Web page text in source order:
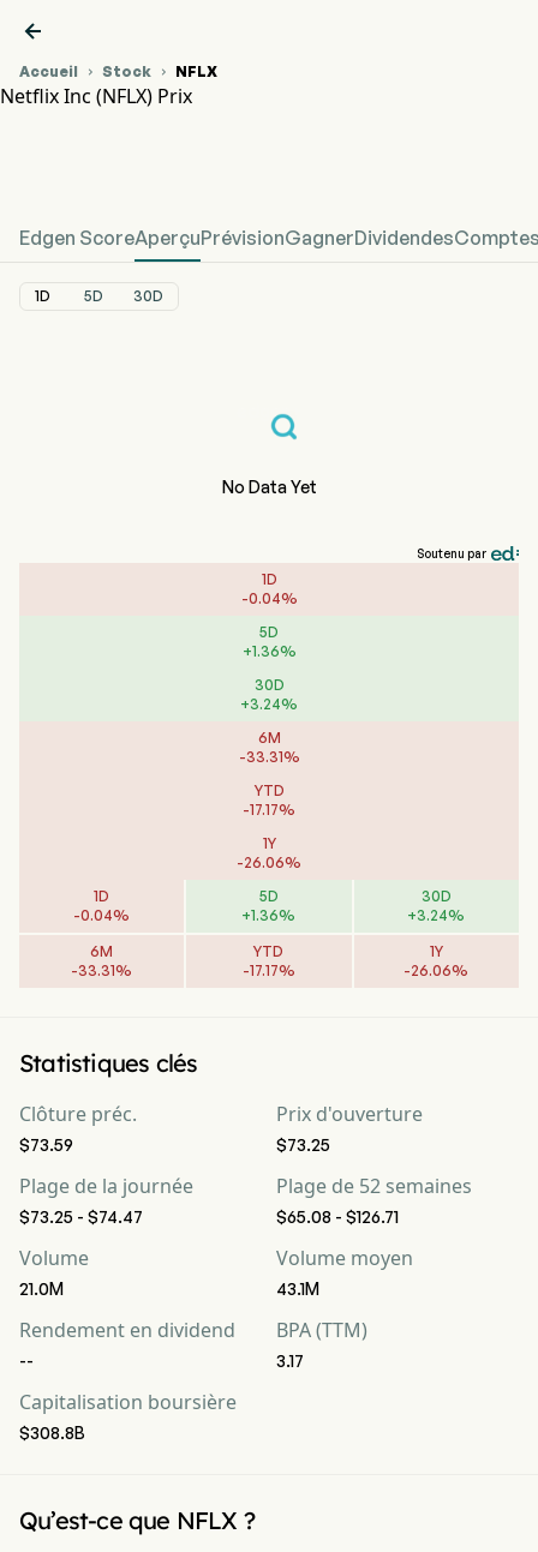

Accueil  Stock  NFLX
Netflix Inc (NFLX) Prix
Edgen ScoreAperçuPrévisionGagnerDividendes
1D 5D 30D
No Data Yet
Soutenu par
1D
-0.04%
5D
+1.36%
30D
+3.24%
6M
-33.31%
YTD
-17.17%
1Y
-26.06%
1D
-0.04%
5D
+1.36%
30D
+3.24%
6M
-33.31%
YTD
-17.17%
1Y
-26.06%
Statistiques clés
Clôture préc.
$73.59
Prix d'ouverture
$73.25
Plage de la journée
$73.25 - $74.47
Plage de 52 semaines
$65.08 - $126.71
Volume
21.0M
Volume moyen
43.1M
Rendement en dividend
--
BPA (TTM)
3.17
Capitalisation boursière
$308.8B
Qu’est-ce que NFLX ?